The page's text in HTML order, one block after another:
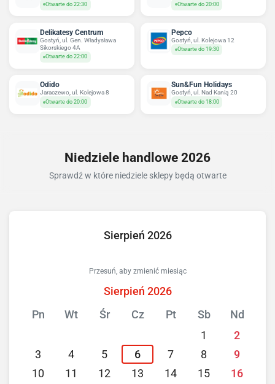
Otwarte do 22:30 Otwarte do 20:00
Delikatesy Centrum
Gostyń, ul. Gen. Władysława
Sikorskiego 4A
Otwarte do 22:00
Pepco
Gostyń, ul. Kolejowa 12
Otwarte do 19:30
Odido
Jaraczewo, ul. Kolejowa 8
Otwarte do 20:00
Sun&Fun Holidays
Gostyń, ul. Nad Kanią 20
Otwarte do 18:00
Niedziele handlowe 2026
Sprawdź w które niedziele sklepy będą otwarte
Sierpień 2026
Przesuń, aby zmienić miesiąc
Sierpień 2026
Pn
Wt Śr Cz Pt Sb
Nd
1
2
3
4 5 6 7 8
9
10
11 12 13 14 15
16